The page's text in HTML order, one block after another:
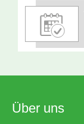
Über uns